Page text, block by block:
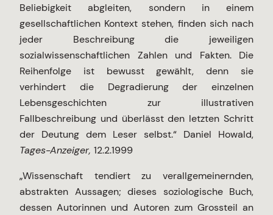
Beliebigkeit abgleiten, sondern in einem
gesellschaftlichen Kontext stehen, finden sich nach
jeder Beschreibung die jeweiligen
sozialwissenschaftlichen Zahlen und Fakten. Die
Reihenfolge ist bewusst gewählt, denn sie
verhindert die Degradierung der einzelnen
Lebensgeschichten zur illustrativen
Fallbeschreibung und überlässt den letzten Schritt
der Deutung dem Leser selbst.“ Daniel Howald,
Tages-Anzeiger, 12.2.1999
„Wissenschaft tendiert zu verallgemeinernden,
abstrakten Aussagen; dieses soziologische Buch,
dessen Autorinnen und Autoren zum Grossteil an